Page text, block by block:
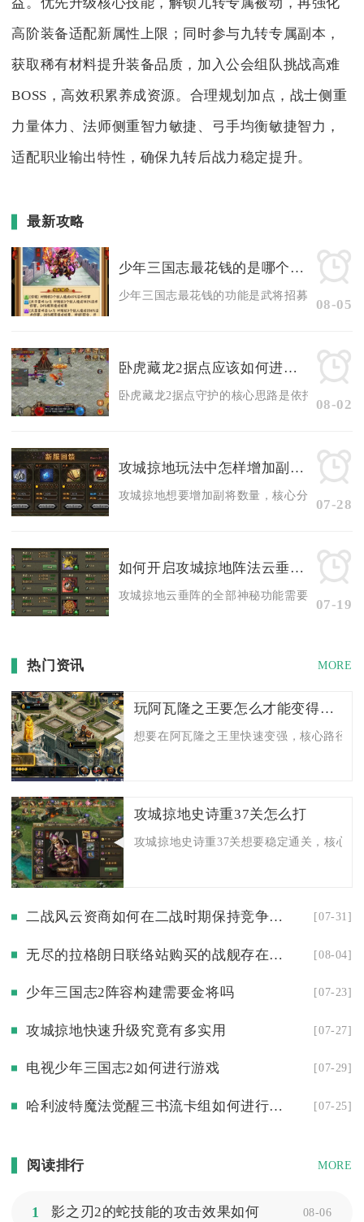
高阶装备适配新属性上限；同时参与九转专属副本，
获取稀有材料提升装备品质，加入公会组队挑战高难
BOSS，高效积累养成资源。合理规划加点，战士侧重
力量体力、法师侧重智力敏捷、弓手均衡敏捷智力，
适配职业输出特性，确保九转后战力稳定提升。
最新攻略
少年三国志最花钱的是哪个功能
少年三国志最花钱的功能是武将招募与武将完
08-05
卧虎藏龙2据点应该如何进行守护
卧虎藏龙2据点守护的核心思路是依托地形布
08-02
攻城掠地玩法中怎样增加副将的数量
攻城掠地想要增加副将数量，核心分为两大维
07-28
如何开启攻城掠地阵法云垂阵的神秘功能
攻城掠地云垂阵的全部神秘功能需要完成前置
07-19
热门资讯 MORE
玩阿瓦隆之王要怎么才能变得更强大
想要在阿瓦隆之王里快速变强，核心路径
攻城掠地史诗重37关怎么打
攻城掠地史诗重37关想要稳定通关，核心
二战风云资商如何在二战时期保持竞争优势 [07-31]
无尽的拉格朗日联络站购买的战舰存在哪里 [08-04]
少年三国志2阵容构建需要金将吗 [07-23]
攻城掠地快速升级究竟有多实用 [07-27]
电视少年三国志2如何进行游戏 [07-29]
哈利波特魔法觉醒三书流卡组如何进行策略调整 [07-25]
阅读排行 MORE
1 影之刃2的蛇技能的攻击效果如何 08-06